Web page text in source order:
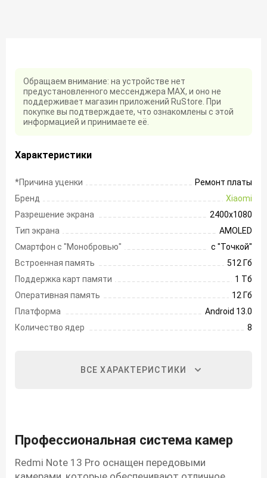
Обращаем внимание: на устройстве нет
предустановленного мессенджера MAX, и оно не
поддерживает магазин приложений RuStore. При
покупке вы подтверждаете, что ознакомлены с этой
информацией и принимаете её.
Характеристики
*Причина уценки
Ремонт платы
Бренд
Xiaomi
Разрешение экрана
2400х1080
Тип экрана
AMOLED
Смартфон с "Монобровью"
с "Точкой"
Встроенная память
512 Гб
Поддержка карт памяти
1 Тб
Оперативная память
12 Гб
Платформа
Android 13.0
Количество ядер
8
ВСЕ ХАРАКТЕРИСТИКИ
Профессиональная система камер
Redmi Note 13 Pro оснащен передовыми